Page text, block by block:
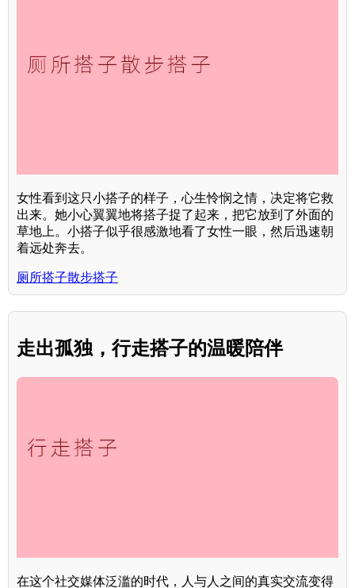
女性看到这只小搭子的样子，心生怜悯之情，决定将它救
出来。她小心翼翼地将搭子捉了起来，把它放到了外面的
草地上。小搭子似乎很感激地看了女性一眼，然后迅速朝
着远处奔去。
厕所搭子散步搭子
走出孤独，行走搭子的温暖陪伴
在这个社交媒体泛滥的时代，人与人之间的真实交流变得